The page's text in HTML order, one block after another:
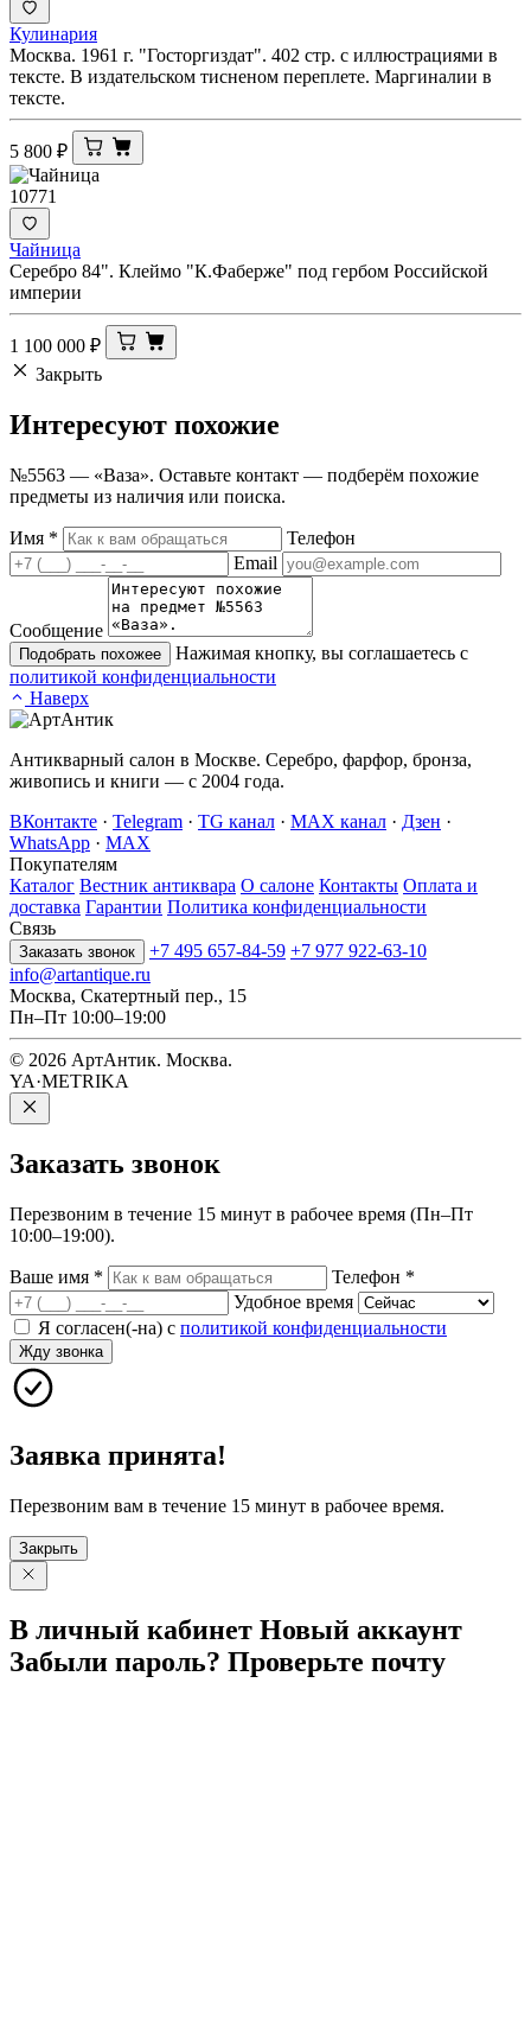
Кулинария
Москва. 1961 г. "Госторгиздат". 402 стр. с иллюстрациями в
тексте. В издательском тисненом переплете. Маргиналии в
тексте.
5 800 ₽
10771
Чайница
Серебро 84". Клеймо "К.Фаберже" под гербом Российской
империи
1 100 000 ₽
Закрыть
Интересуют похожие
№5563 — «Ваза». Оставьте контакт — подберём похожие
предметы из наличия или поиска.
Имя *
Телефон
Email
Сообщение
Подобрать похожее
Нажимая кнопку, вы соглашаетесь с
политикой конфиденциальности
Наверх
Антикварный салон в Москве. Серебро, фарфор, бронза,
живопись и книги — с 2004 года.
ВКонтакте · Telegram · TG канал · MAX канал · Дзен ·
WhatsApp · MAX
Покупателям
Каталог Вестник антиквара О салоне Контакты Оплата и
доставка Гарантии Политика конфиденциальности
Связь
Заказать звонок +7 495 657-84-59 +7 977 922-63-10
info@artantique.ru
Москва, Скатертный пер., 15
Пн–Пт 10:00–19:00
© 2026 АртАнтик. Москва.
YA·METRIKA
Заказать звонок
Перезвоним в течение 15 минут в рабочее время (Пн–Пт
10:00–19:00).
Ваше имя * Телефон *
Удобное время
Я согласен(-на) с политикой конфиденциальности
Жду звонка
Заявка принята!
Перезвоним вам в течение 15 минут в рабочее время.
Закрыть
В личный кабинет Новый аккаунт
Забыли пароль? Проверьте почту